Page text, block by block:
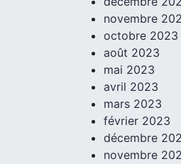
novembre
octobre 2023
août 2023
mai 2023
avril 2023
mars 2023
février 2023
décembre
novembre